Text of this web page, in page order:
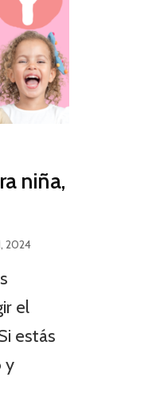
niña,
2024
el
estás
y